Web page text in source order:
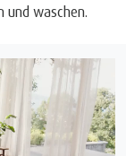
und waschen.